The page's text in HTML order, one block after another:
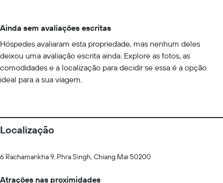
Ainda sem avaliações escritas
Hóspedes avaliaram esta propriedade, mas nenhum deles
deixou uma avaliação escrita ainda. Explore as fotos, as
comodidades e a localização para decidir se essa é a opção
ideal para a sua viagem.
Localização
6 Rachamankha 9, Phra Singh, Chiang Mai 50200
Atrações nas proximidades